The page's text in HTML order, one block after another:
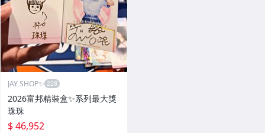
JAY SHOP✨
2026富邦精裝盒✨系列最大獎
珠珠
$ 46,952